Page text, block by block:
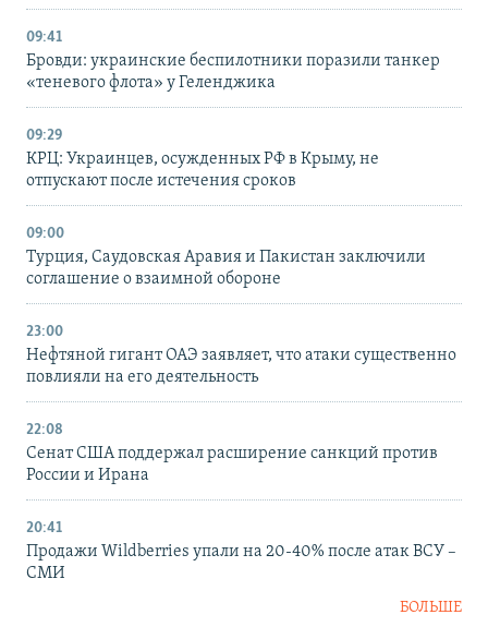
09:41
Бровди: украинские беспилотники поразили танкер
«теневого флота» у Геленджика
09:29
КРЦ: Украинцев, осужденных РФ в Крыму, не
отпускают после истечения сроков
09:00
Турция, Саудовская Аравия и Пакистан заключили
соглашение о взаимной обороне
23:00
Нефтяной гигант ОАЭ заявляет, что атаки существенно
повлияли на его деятельность
22:08
Сенат США поддержал расширение санкций против
России и Ирана
20:41
Продажи Wildberries упали на 20-40% после атак ВСУ –
СМИ
БОЛЬШЕ